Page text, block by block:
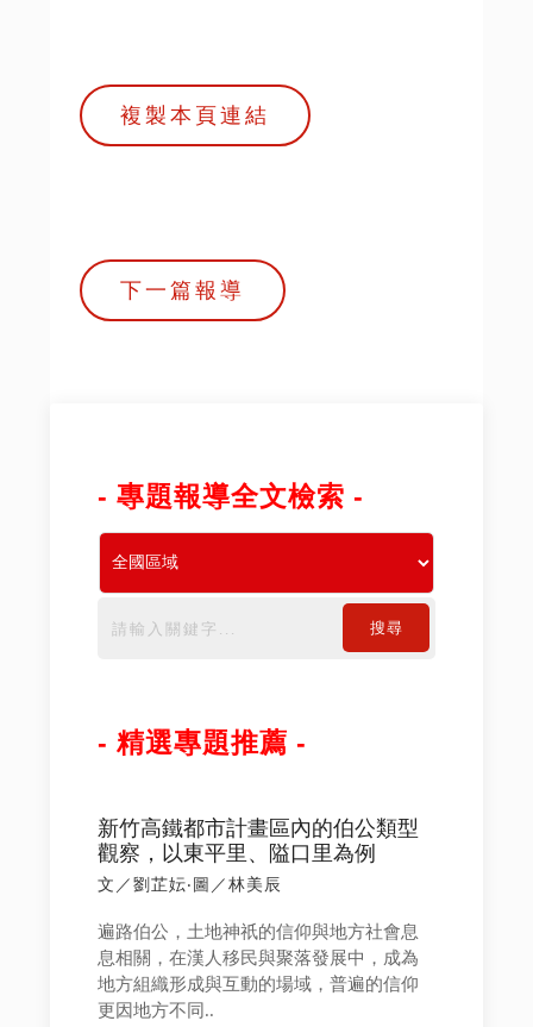
複製本頁連結
下一篇報導
- 專題報導全文檢索 -
搜尋
- 精選專題推薦 -
新竹高鐵都市計畫區內的伯公類型
觀察，以東平里、隘口里為例
文／劉芷妘‧圖／林美辰
遍路伯公，土地神祇的信仰與地方社會息
息相關，在漢人移民與聚落發展中，成為
地方組織形成與互動的場域，普遍的信仰
更因地方不同..